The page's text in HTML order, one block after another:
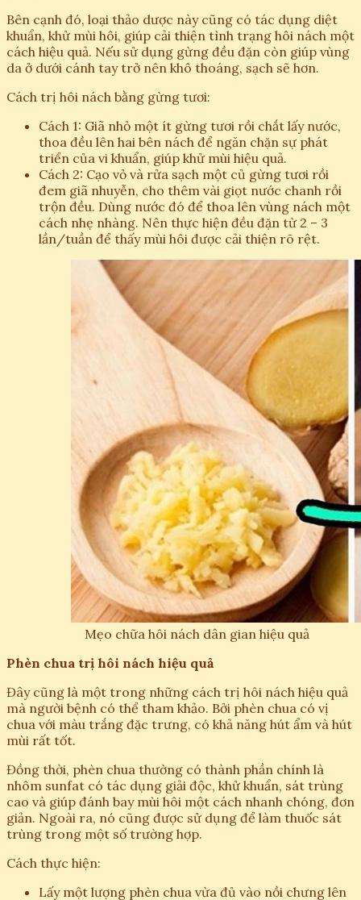
Bên cạnh đó, loại thảo dược này cũng có tác dụng diệt
khuẩn, khử mùi hôi, giúp cải thiện tình trạng hôi nách một
cách hiệu quả. Nếu sử dụng gừng đều đặn còn giúp vùng
da ở dưới cánh tay trở nên khô thoáng, sạch sẽ hơn.
Cách trị hôi nách bằng gừng tươi:
Cách 1: Giã nhỏ một ít gừng tươi rồi chắt lấy nước,
thoa đều lên hai bên nách để ngăn chặn sự phát
triển của vi khuẩn, giúp khử mùi hiệu quả.
Cách 2: Cạo vỏ và rửa sạch một củ gừng tươi rồi
đem giã nhuyễn, cho thêm vài giọt nước chanh rồi
trộn đều. Dùng nước đó để thoa lên vùng nách một
cách nhẹ nhàng. Nên thực hiện đều đặn từ 2 – 3
lần/tuần để thấy mùi hôi được cải thiện rõ rệt.
Mẹo chữa hôi nách dân gian hiệu quả
Phèn chua trị hôi nách hiệu quả
Đây cũng là một trong những cách trị hôi nách hiệu quả
mà người bệnh có thể tham khảo. Bởi phèn chua có vị
chua với màu trắng đặc trưng, có khả năng hút ẩm và hút
mùi rất tốt.
Đồng thời, phèn chua thường có thành phần chính là
nhôm sunfat có tác dụng giải độc, khử khuẩn, sát trùng
cao và giúp đánh bay mùi hôi một cách nhanh chóng, đơn
giản. Ngoài ra, nó cũng được sử dụng để làm thuốc sát
trùng trong một số trường hợp.
Cách thực hiện:
Lấy một lượng phèn chua vừa đủ vào nồi chưng lên